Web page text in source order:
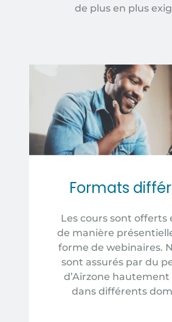
de plus en plus
Formats
Les cours sont offerts
de manière
forme de webinaires.
sont assurés par du
d’Airzone
dans différents